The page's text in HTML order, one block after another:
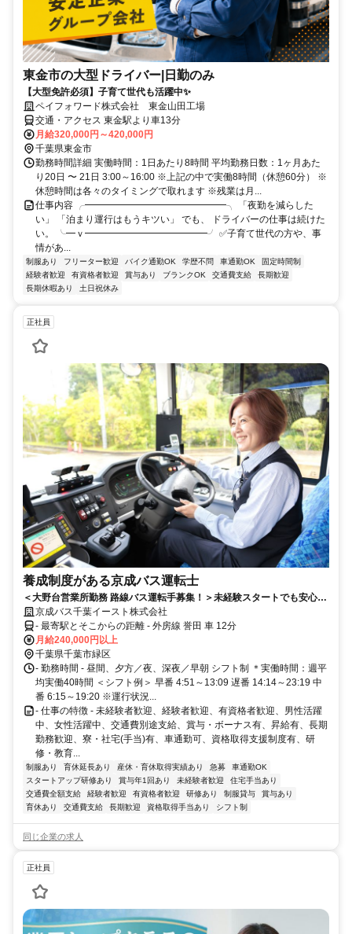
東金市の大型ドライバー|日勤のみ
【大型免許必須】子育て世代も活躍中✨
ペイフォワード株式会社 東金山田工場
交通・アクセス 東金駅より車13分
月給320,000円～420,000円
千葉県東金市
勤務時間詳細 実働時間：1日あたり8時間 平均勤務日数：1ヶ月あた
り20日 〜 21日 3:00～16:00 ※上記の中で実働8時間（休憩60分） ※
休憩時間は各々のタイミングで取れます ※残業は月...
仕事内容 ╭━━━━━━━━━━━━━━━╮ 「夜勤を減らした
い」 「泊まり運行はもうキツい」 でも、 ドライバーの仕事は続けた
い。 ╰━ｖ━━━━━━━━━━━━━╯ ✅子育て世代の方や、事
情があ...
制服あり フリーター歓迎 バイク通勤OK 学歴不問 車通勤OK
固定時間制
経験者歓迎
有資格者歓迎 賞与あり ブランクOK 交通費支給
長期歓迎
長期休暇あり
土日祝休み
正社員
養成制度がある京成バス運転士
＜大野台営業所勤務 路線バス運転手募集！＞未経験スタートでも安心の
運転士養成制度があります♪教習費用は当社が負担します！
京成バス千葉イースト株式会社
- 最寄駅とそこからの距離 - 外房線 誉田 車 12分
月給240,000円以上
千葉県千葉市緑区
- 勤務時間 - 昼間、夕方／夜、深夜／早朝 シフト制 ＊実働時間：週平
均実働40時間 ＜シフト例＞ 早番 4:51～13:09 遅番 14:14～23:19 中
番 6:15～19:20 ※運行状況...
- 仕事の特徴 - 未経験者歓迎、経験者歓迎、有資格者歓迎、男性活躍
中、女性活躍中、交通費別途支給、賞与・ボーナス有、昇給有、長期
勤務歓迎、寮・社宅(手当)有、車通勤可、資格取得支援制度有、研
修・教育...
制服あり 育休延長あり 産休・育休取得実績あり 急募
車通勤OK
スタートアップ研修あり
賞与年1回あり 未経験者歓迎
住宅手当あり
交通費全額支給
経験者歓迎 有資格者歓迎 研修あり 制服貸与
賞与あり
育休あり
交通費支給 長期歓迎 資格取得手当あり シフト制
同じ企業の求人
正社員